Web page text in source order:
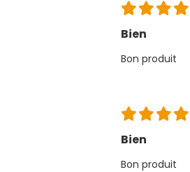
Bien
Bon produit
Bien
Bon produit